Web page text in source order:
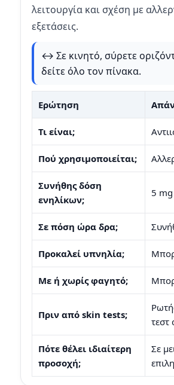
λειτουργία και σχέση με
εξετάσεις.
↔️ Σε κινητό, σύρετε
δείτε όλο τον πίνακα.
Ερώτηση
Τι είναι;
Πού χρησιμοποιείται;
Συνήθης δόση
ενηλίκων;
5
Σε πόση ώρα δρα;
Προκαλεί υπνηλία;
Με ή χωρίς φαγητό;
Πριν από skin tests;
τεστ
Πότε θέλει ιδιαίτερη
προσοχή;
Σε